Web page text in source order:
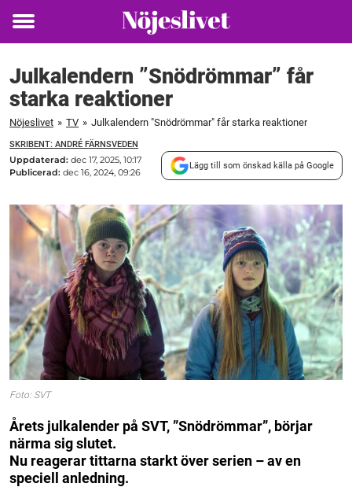
Toggle
Julkalendern ”Snödrömmar” får
starka reaktioner
Nöjeslivet » TV » Julkalendern "Snödrömmar" får starka reaktioner
SKRIBENT: ANDRÉ FÄRNSVEDEN
Uppdaterad: dec 17, 2025, 10:17
Publicerad: dec 16, 2024, 09:26
Lägg till som önskad källa på Google
Foto: SVT
Årets julkalender på SVT, ”Snödrömmar”, börjar
närma sig slutet.
Nu reagerar tittarna starkt över serien – av en
speciell anledning.